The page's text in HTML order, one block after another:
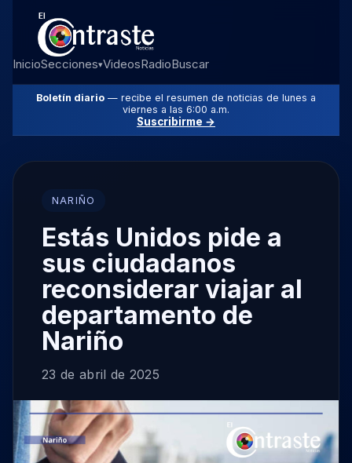
InicioSecciones▾VideosRadioBuscar
Boletín diario — recibe el resumen de noticias de lunes a
viernes a las 6:00 a.m.
Suscribirme →
NARIÑO
Estás Unidos pide a
sus ciudadanos
reconsiderar viajar al
departamento de
Nariño
23 de abril de 2025